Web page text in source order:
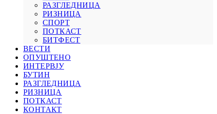
РАЗГЛЕДНИЦА
РИЗНИЦА
СПОРТ
ПОТКАСТ
БИТФЕСТ
ВЕСТИ
ОПУШТЕНО
ИНТЕРВЈУ
БУТИН
РАЗГЛЕДНИЦА
РИЗНИЦА
ПОТКАСТ
КОНТАКТ